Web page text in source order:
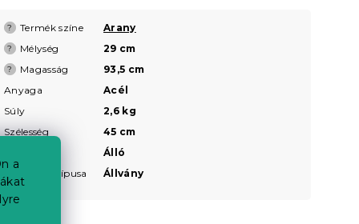
a
? Termék színe Arany
? Mélység 29 cm
? Magasság
93,5 cm
Anyaga
Acél
Súly
2,6 kg
Szélesség
45 cm
Álló
Elhelyezés típusa
Állvány